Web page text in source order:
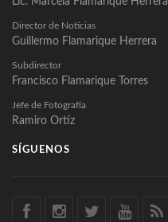
Director de Noticias
Guillermo Flamarique Herrera
Subdirector
Francisco Flamarique Torres
Jefe de Fotografía
Ramiro Ortíz
SÍGUENOS